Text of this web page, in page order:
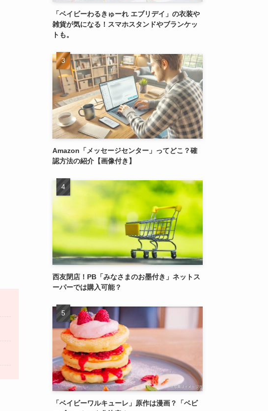
「ベイビーわるきゅーれ エブリデイ」の衣装や
雑貨が気になる！スマホスタンドやブランケッ
トも。
Amazon「メッセージセンター」ってどこ？確
認方法の紹介【画像付き】
西友閉店！PB「みなさまのお墨付き」ネットス
ーパーでは購入可能？
「ベイビーワルキューレ」原作は漫画？「ベビ